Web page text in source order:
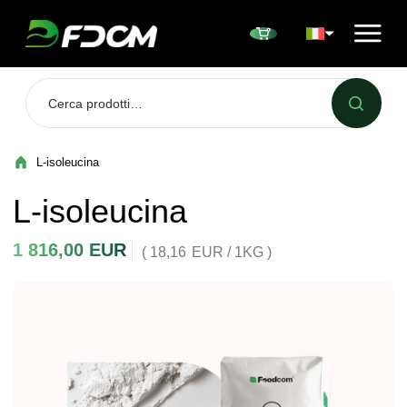
L-isoleucina
L-isoleucina
1 816,00 EUR ( 18,16 EUR / 1KG )